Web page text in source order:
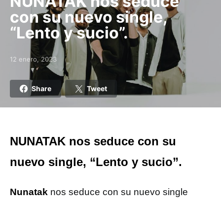
con su nuevo single,
“Lento y sucio”.
Posted on
12 enero, 2023
Share Tweet
NUNATAK nos seduce con su
nuevo single, “Lento y sucio”.
Nunatak nos seduce con su nuevo single